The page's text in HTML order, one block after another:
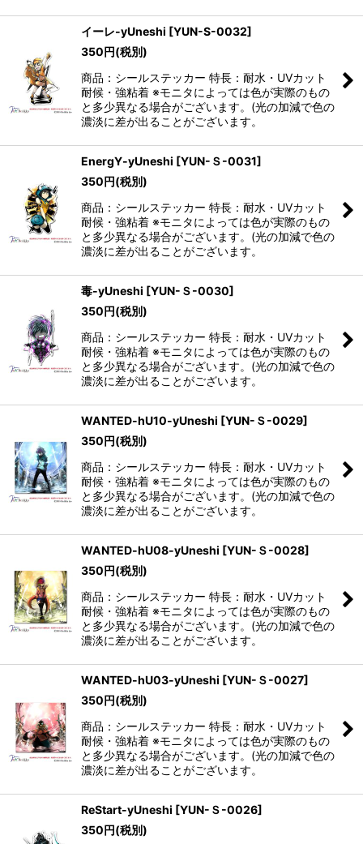
イーレ-yUneshi [YUN-S-0032]
350円(税別)
商品：シールステッカー 特長：耐水・UVカット
耐候・強粘着 ※モニタによっては色が実際のもの
と多少異なる場合がございます。(光の加減で色の
濃淡に差が出ることがございます。
EnergY-yUneshi [YUN-Ｓ-0031]
350円(税別)
商品：シールステッカー 特長：耐水・UVカット
耐候・強粘着 ※モニタによっては色が実際のもの
と多少異なる場合がございます。(光の加減で色の
濃淡に差が出ることがございます。
毒-yUneshi [YUN-Ｓ-0030]
350円(税別)
商品：シールステッカー 特長：耐水・UVカット
耐候・強粘着 ※モニタによっては色が実際のもの
と多少異なる場合がございます。(光の加減で色の
濃淡に差が出ることがございます。
WANTED-hU10-yUneshi [YUN-Ｓ-0029]
350円(税別)
商品：シールステッカー 特長：耐水・UVカット
耐候・強粘着 ※モニタによっては色が実際のもの
と多少異なる場合がございます。(光の加減で色の
濃淡に差が出ることがございます。
WANTED-hU08-yUneshi [YUN-Ｓ-0028]
350円(税別)
商品：シールステッカー 特長：耐水・UVカット
耐候・強粘着 ※モニタによっては色が実際のもの
と多少異なる場合がございます。(光の加減で色の
濃淡に差が出ることがございます。
WANTED-hU03-yUneshi [YUN-Ｓ-0027]
350円(税別)
商品：シールステッカー 特長：耐水・UVカット
耐候・強粘着 ※モニタによっては色が実際のもの
と多少異なる場合がございます。(光の加減で色の
濃淡に差が出ることがございます。
ReStart-yUneshi [YUN-Ｓ-0026]
350円(税別)